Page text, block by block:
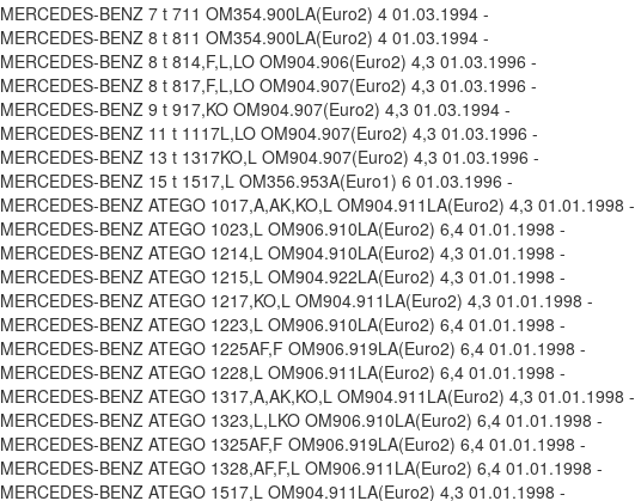
MERCEDES-BENZ 7 t 711 OM354.900LA(Euro2) 4 01.03.1994 -
MERCEDES-BENZ 8 t 811 OM354.900LA(Euro2) 4 01.03.1994 -
MERCEDES-BENZ 8 t 814,F,L,LO OM904.906(Euro2) 4,3 01.03.1996 -
MERCEDES-BENZ 8 t 817,F,L,LO OM904.907(Euro2) 4,3 01.03.1996 -
MERCEDES-BENZ 9 t 917,KO OM904.907(Euro2) 4,3 01.03.1994 -
MERCEDES-BENZ 11 t 1117L,LO OM904.907(Euro2) 4,3 01.03.1996 -
MERCEDES-BENZ 13 t 1317KO,L OM904.907(Euro2) 4,3 01.03.1996 -
MERCEDES-BENZ 15 t 1517,L OM356.953A(Euro1) 6 01.03.1996 -
MERCEDES-BENZ ATEGO 1017,A,AK,KO,L OM904.911LA(Euro2) 4,3 01.01.1998 -
MERCEDES-BENZ ATEGO 1023,L OM906.910LA(Euro2) 6,4 01.01.1998 -
MERCEDES-BENZ ATEGO 1214,L OM904.910LA(Euro2) 4,3 01.01.1998 -
MERCEDES-BENZ ATEGO 1215,L OM904.922LA(Euro2) 4,3 01.01.1998 -
MERCEDES-BENZ ATEGO 1217,KO,L OM904.911LA(Euro2) 4,3 01.01.1998 -
MERCEDES-BENZ ATEGO 1223,L OM906.910LA(Euro2) 6,4 01.01.1998 -
MERCEDES-BENZ ATEGO 1225AF,F OM906.919LA(Euro2) 6,4 01.01.1998 -
MERCEDES-BENZ ATEGO 1228,L OM906.911LA(Euro2) 6,4 01.01.1998 -
MERCEDES-BENZ ATEGO 1317,A,AK,KO,L OM904.911LA(Euro2) 4,3 01.01.1998 -
MERCEDES-BENZ ATEGO 1323,L,LKO OM906.910LA(Euro2) 6,4 01.01.1998 -
MERCEDES-BENZ ATEGO 1325AF,F OM906.919LA(Euro2) 6,4 01.01.1998 -
MERCEDES-BENZ ATEGO 1328,AF,F,L OM906.911LA(Euro2) 6,4 01.01.1998 -
MERCEDES-BENZ ATEGO 1517,L OM904.911LA(Euro2) 4,3 01.01.1998 -